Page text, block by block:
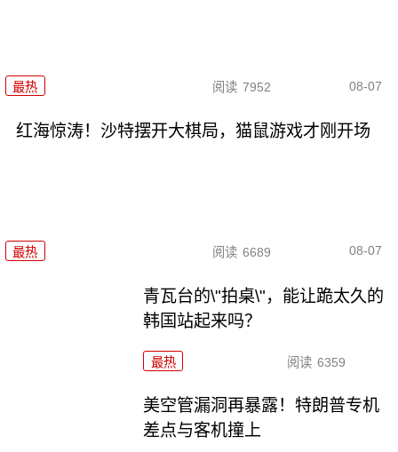
最热 阅读 7952 08-07
红海惊涛！沙特摆开大棋局，猫鼠游戏才刚开场
最热 阅读 6689 08-07
青瓦台的\"拍桌\"，能让跪太久的
韩国站起来吗？
最热 阅读 6359
美空管漏洞再暴露！特朗普专机
差点与客机撞上